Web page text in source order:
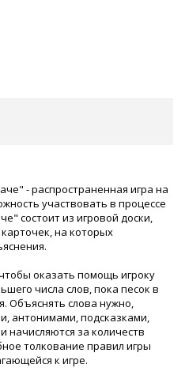
- распространенная игра на
участвовать в процессе
состоит из игровой доски,
на которых
оказать помощь игроку
числа слов, пока песок в
Объяснять слова нужно,
антонимами, подсказками,
начисляются за количеств
толкование правил игры
к игре.